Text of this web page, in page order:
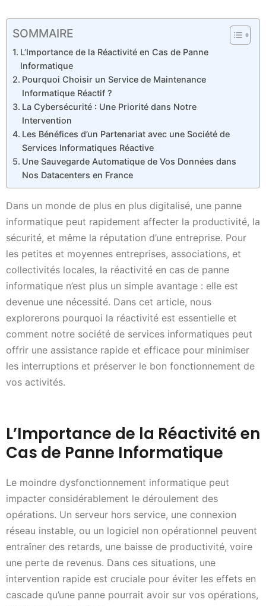
SOMMAIRE
L’Importance de la Réactivité en Cas de Panne
Informatique
Pourquoi Choisir un Service de Maintenance
Informatique Réactif ?
La Cybersécurité : Une Priorité dans Notre
Intervention
Les Bénéfices d’un Partenariat avec une Société de
Services Informatiques Réactive
Une Sauvegarde Automatique de Vos Données dans
Nos Datacenters en France
Dans un monde de plus en plus digitalisé, une panne
informatique peut rapidement affecter la productivité, la
sécurité, et même la réputation d’une entreprise. Pour
les petites et moyennes entreprises, associations, et
collectivités locales, la réactivité en cas de panne
informatique n’est plus un simple avantage : elle est
devenue une nécessité. Dans cet article, nous
explorerons pourquoi la réactivité est essentielle et
comment notre société de services informatiques peut
offrir une assistance rapide et efficace pour minimiser
les interruptions et préserver le bon fonctionnement de
vos activités.
L’Importance de la Réactivité en
Cas de Panne Informatique
Le moindre dysfonctionnement informatique peut
impacter considérablement le déroulement des
opérations. Un serveur hors service, une connexion
réseau instable, ou un logiciel non opérationnel peuvent
entraîner des retards, une baisse de productivité, voire
une perte de revenus. Dans ces situations, une
intervention rapide est cruciale pour éviter les effets en
cascade qu’une panne pourrait avoir sur vos opérations,